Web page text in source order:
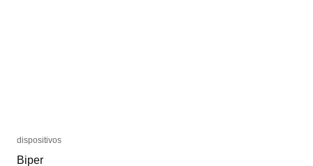
dispositivos
Biper
dispositivos
Biper